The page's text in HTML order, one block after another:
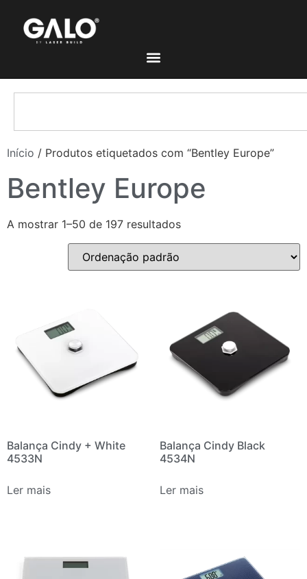
Início / Produtos etiquetados com “Bentley Europe”
Bentley Europe
A mostrar 1–50 de 197 resultados
Balança Cindy + White
4533N
Ler mais
Balança Cindy Black
4534N
Ler mais